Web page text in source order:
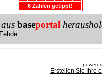
6 Zahlen getippt!
baseportal
Erstellen Sie Ihre